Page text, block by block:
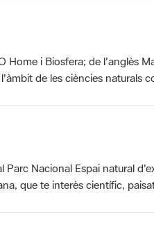
Home i Biosfera; de l'anglès
de les ciències naturals
Parc Nacional Espai natural
que te interès científic,